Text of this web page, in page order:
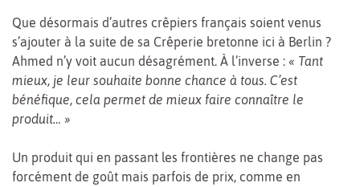
Que désormais d’autres crêpiers français soient venus
s’ajouter à la suite de sa Crêperie bretonne ici à Berlin ?
Ahmed n’y voit aucun désagrément. À l’inverse : « Tant
mieux, je leur souhaite bonne chance à tous. C’est
bénéfique, cela permet de mieux faire connaître le
produit… »
Un produit qui en passant les frontières ne change pas
forcément de goût mais parfois de prix, comme en